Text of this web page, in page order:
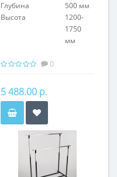
Глубина
500 мм
Высота
1200-
1750
мм
0
5 488.00 р.